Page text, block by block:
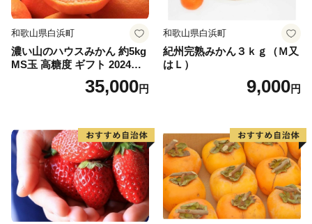
和歌山県白浜町
濃い山のハウスみかん 約5kg
MS玉 高糖度 ギフト 2024年7
35,000円
和歌山県白浜町
紀州完熟みかん３ｋｇ（Ｍ又
はＬ）
9,000円